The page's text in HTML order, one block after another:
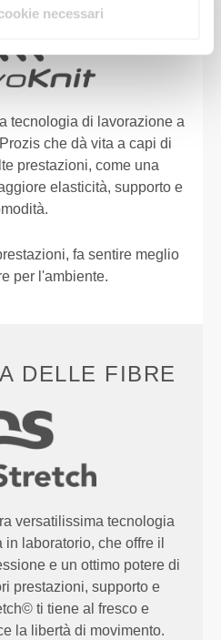
necessari
tecnologia di lavorazione a
che dà vita a capi di
prestazioni, come una
elasticità, supporto e
fa sentire meglio
per l'ambiente.
DELLE FIBRE
versatilissima tecnologia
laboratorio, che offre il
e un ottimo potere di
prestazioni, supporto e
ti tiene al fresco e
la libertà di movimento.